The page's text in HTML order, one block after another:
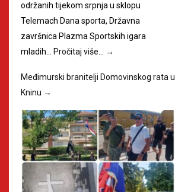
održanih tijekom srpnja u sklopu
Telemach Dana sporta, Državna
završnica Plazma Sportskih igara
mladih… Pročitaj više… →
Međimurski branitelji Domovinskog rata u
Kninu →